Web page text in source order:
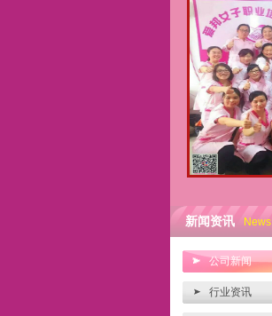
新闻资讯 News
公司新闻
行业资讯